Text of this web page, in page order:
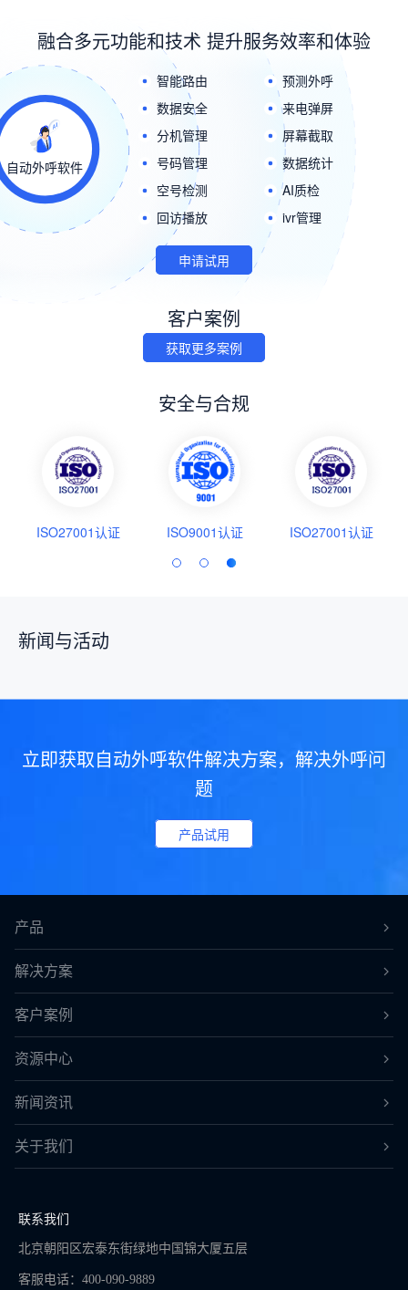
融合多元功能和技术 提升服务效率和体验
自动外呼软件
智能路由
预测外呼
数据安全
来电弹屏
分机管理
屏幕截取
号码管理
数据统计
空号检测
AI质检
回访播放
ivr管理
申请试用
客户案例
获取更多案例
安全与合规
ISO27001认证 ISO9001认证 ISO27001认证
新闻与活动
立即获取自动外呼软件解决方案，解决外呼问
题
产品试用
产品
解决方案
客户案例
资源中心
新闻资讯
关于我们
联系我们
北京朝阳区宏泰东街绿地中国锦大厦五层
客服电话：400-090-9889